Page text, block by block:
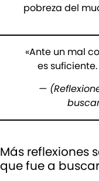
pobreza del
«Ante un mal
es
—
Más reflexiones
que fue a